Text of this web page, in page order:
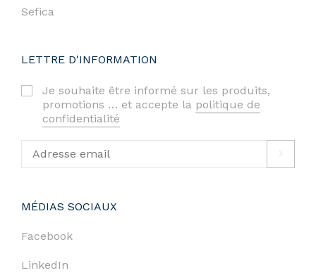
Sefica
LETTRE D'INFORMATION
Je souhaite être informé sur les produits,
promotions … et accepte la politique de
confidentialité
MÉDIAS SOCIAUX
Facebook
LinkedIn